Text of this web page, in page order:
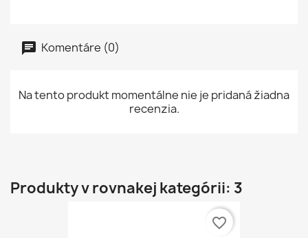
Komentáre (0)
Na tento produkt momentálne nie je pridaná žiadna
recenzia.
Produkty v rovnakej kategórii: 3
favorite_border